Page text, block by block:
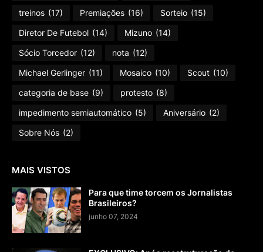
treinos (17) Premiações (16) Sorteio (15)
Diretor De Futebol (14) Mizuno (14)
Sócio Torcedor (12) nota (12)
Michael Gerlinger (11) Mosaico (10) Scout (10)
categoria de base (9) protesto (8)
impedimento semiautomático (5) Aniversário (2)
Sobre Nós (2)
MAIS VISTOS
Para que time torcem os Jornalistas
Brasileiros?
junho 07, 2024